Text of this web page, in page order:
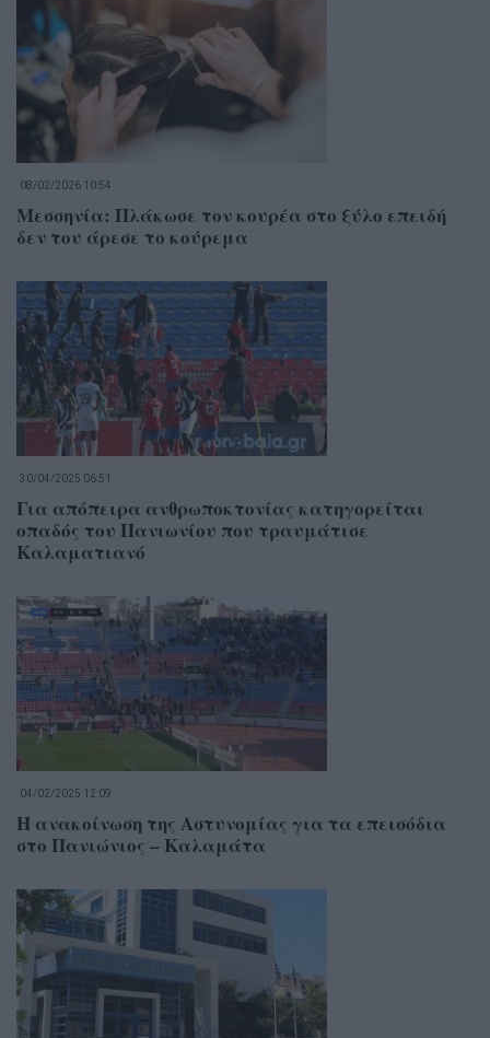
08/02/2026 10:54
Μεσσηνία: Πλάκωσε τον κουρέα στο ξύλο επειδή
δεν του άρεσε το κούρεμα
30/04/2025 06:51
Για απόπειρα ανθρωποκτονίας κατηγορείται
οπαδός του Πανιωνίου που τραυμάτισε
Καλαματιανό
04/02/2025 12:09
Η ανακοίνωση της Αστυνομίας για τα επεισόδια
στο Πανιώνιος – Καλαμάτα